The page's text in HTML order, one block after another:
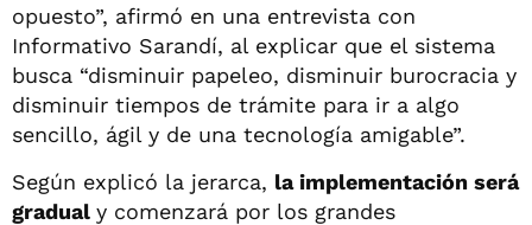
opuesto”, afirmó en una entrevista con
Informativo Sarandí, al explicar que el sistema
busca “disminuir papeleo, disminuir burocracia y
disminuir tiempos de trámite para ir a algo
sencillo, ágil y de una tecnología amigable”.
Según explicó la jerarca, la implementación será
gradual y comenzará por los grandes